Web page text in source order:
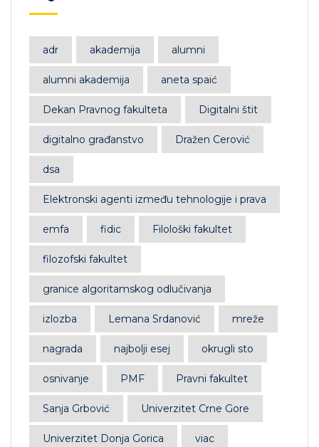
adr akademija alumni
alumni akademija aneta spaić
Dekan Pravnog fakulteta Digitalni štit
digitalno građanstvo Dražen Cerović
dsa
Elektronski agenti između tehnologije i prava
emfa fidic Filološki fakultet
filozofski fakultet
granice algoritamskog odlučivanja
izlozba Lemana Srdanović mreže
nagrada najbolji esej okrugli sto
osnivanje PMF Pravni fakultet
Sanja Grbović Univerzitet Crne Gore
Univerzitet Donja Gorica viac